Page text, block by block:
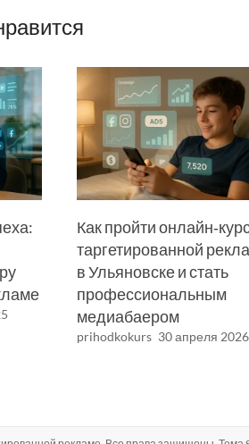
Как пройти
таргетированной
в Ульяновске и стать
профессиональным
медиабаером
prihodkokurs 30 апреля 2026